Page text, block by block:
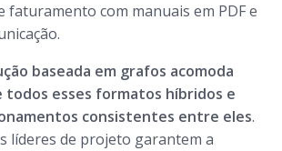
faturamento com manuais em PDF e
baseada em grafos acomoda
esses formatos híbridos e
consistentes entre eles.
líderes de projeto garantem a